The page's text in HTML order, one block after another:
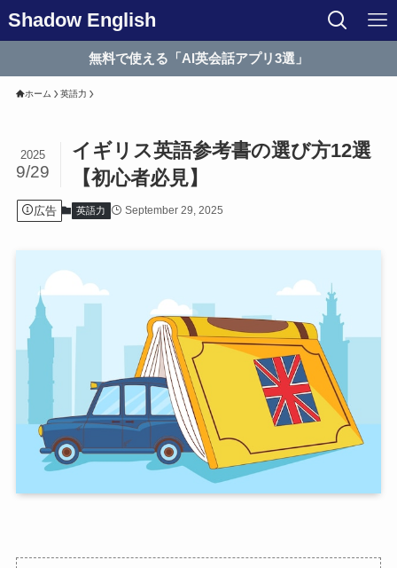
Shadow English
無料で使える「AI英会話アプリ3選」
ホーム 英語力
イギリス英語参考書の選び方12選
【初心者必見】
2025
9/29
広告 英語力 September 29, 2025